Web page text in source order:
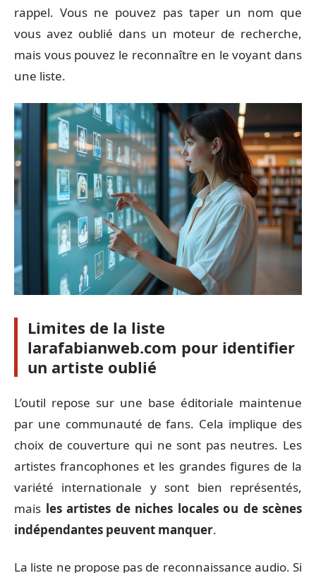
rappel. Vous ne pouvez pas taper un nom que
vous avez oublié dans un moteur de recherche,
mais vous pouvez le reconnaître en le voyant dans
une liste.
Limites de la liste
larafabianweb.com pour identifier
un artiste oublié
L’outil repose sur une base éditoriale maintenue
par une communauté de fans. Cela implique des
choix de couverture qui ne sont pas neutres. Les
artistes francophones et les grandes figures de la
variété internationale y sont bien représentés,
mais les artistes de niches locales ou de scènes
indépendantes peuvent manquer.
La liste ne propose pas de reconnaissance audio. Si